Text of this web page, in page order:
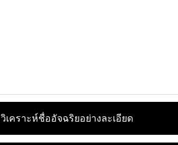
วิเคราะห์ชื่ออัจฉริยอย่างละเอียด